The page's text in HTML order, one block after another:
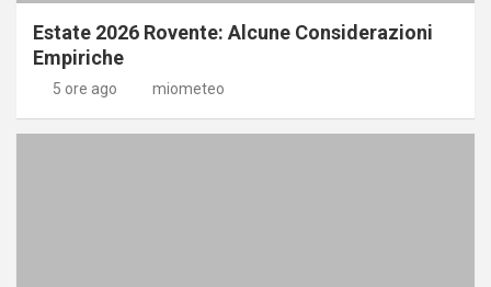
Estate 2026 Rovente: Alcune Considerazioni
Empiriche
5 ore ago miometeo